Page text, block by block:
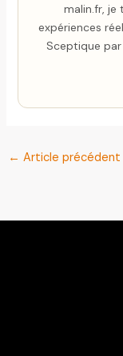
malin.fr, je
expériences
Sceptique
← Article précédent